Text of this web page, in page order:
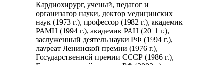
Кардиохирург, ученый, педагог и
организатор науки, доктор медицинских
наук (1973 г.), профессор (1982 г.), академик
РАМН (1994 г.), академик РАН (2011 г.),
заслуженный деятель науки РФ (1994 г.),
лауреат Ленинской премии (1976 г.),
Государственной премии СССР (1986 г.),